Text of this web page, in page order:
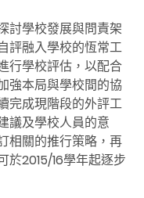
討學校發展與問責架
評融入學校的恆常工
行學校評估，以配合
強本局與學校間的協
完成現階段的外評工
議及學校人員的意
相關的推行策略，再
於2015/16學年起逐步